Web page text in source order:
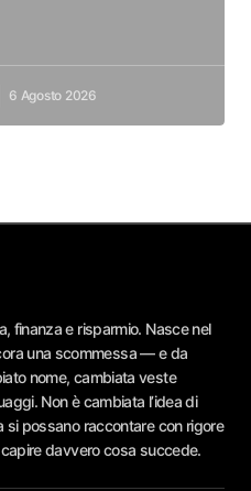
6 Agosto 2026
finanza e risparmio. Nasce nel
una scommessa — e da
nome, cambiata veste
Non è cambiata l’idea di
si possano raccontare con rigore
davvero cosa succede.